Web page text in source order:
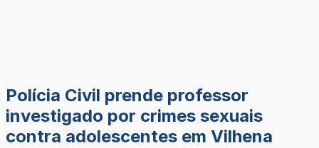
Polícia Civil prende professor
investigado por crimes sexuais
contra adolescentes em Vilhena